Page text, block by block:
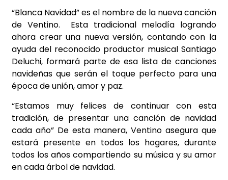
“Blanca Navidad” es el nombre de la nueva canción
de Ventino. Esta tradicional melodía logrando
ahora crear una nueva versión, contando con la
ayuda del reconocido productor musical Santiago
Deluchi, formará parte de esa lista de canciones
navideñas que serán el toque perfecto para una
época de unión, amor y paz.
“Estamos muy felices de continuar con esta
tradición, de presentar una canción de navidad
cada año” De esta manera, Ventino asegura que
estará presente en todos los hogares, durante
todos los años compartiendo su música y su amor
en cada árbol de navidad.